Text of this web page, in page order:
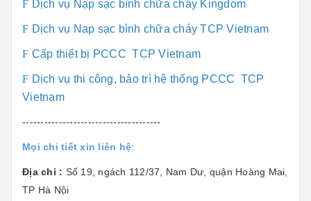
F Dịch vụ Nạp sạc bình chữa cháy Kingdom
F Dịch vụ Nạp sạc bình chữa cháy TCP Vietnam
F Cấp thiết bị PCCC TCP Vietnam
F Dịch vụ thi công, bảo trì hệ thống PCCC TCP
Vietnam
--------------------------------------
Mọi chi tiết xin liên hệ:
Địa chỉ : Số 19, ngách 112/37, Nam Dư, quận Hoàng Mai,
TP Hà Nội